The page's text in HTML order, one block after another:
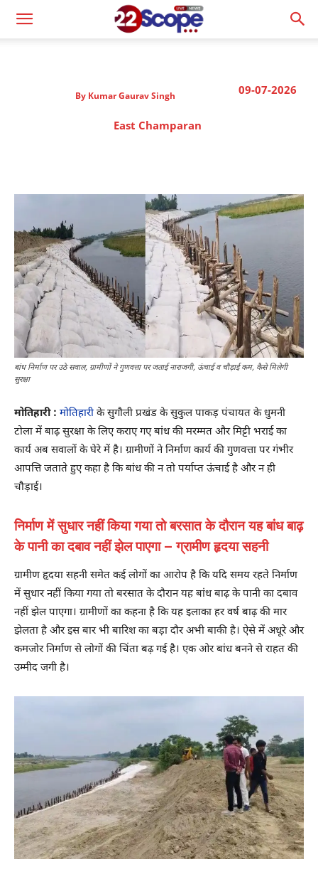
09-07-2026
By Kumar Gaurav Singh
East Champaran
बांध निर्माण पर उठे सवाल, ग्रामीणों ने गुणवत्ता पर जताई नाराजगी, ऊंचाई व चौड़ाई कम, कैसे मिलेगी
सुरक्षा
मोतिहारी : मोतिहारीके सुगौली प्रखंड के सुकुल पाकड़ पंचायत के धुमनी
टोला में बाढ़ सुरक्षा के लिए कराए गए बांध की मरम्मत और मिट्टी भराई का
कार्य अब सवालों के घेरे में है। ग्रामीणों ने निर्माण कार्य की गुणवत्ता पर गंभीर
आपत्ति जताते हुए कहा है कि बांध की न तो पर्याप्त ऊंचाई है और न ही
चौड़ाई।
निर्माण में सुधार नहीं किया गया तो बरसात के दौरान यह बांध बाढ़
के पानी का दबाव नहीं झेल पाएगा – ग्रामीण हृदया सहनी
ग्रामीण हृदया सहनी समेत कई लोगों का आरोप है कि यदि समय रहते निर्माण
में सुधार नहीं किया गया तो बरसात के दौरान यह बांध बाढ़ के पानी का दबाव
नहीं झेल पाएगा। ग्रामीणों का कहना है कि यह इलाका हर वर्ष बाढ़ की मार
झेलता है और इस बार भी बारिश का बड़ा दौर अभी बाकी है। ऐसे में अधूरे और
कमजोर निर्माण से लोगों की चिंता बढ़ गई है। एक ओर बांध बनने से राहत की
उम्मीद जगी है।